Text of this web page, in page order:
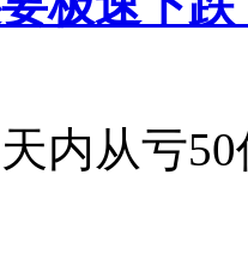
内从亏